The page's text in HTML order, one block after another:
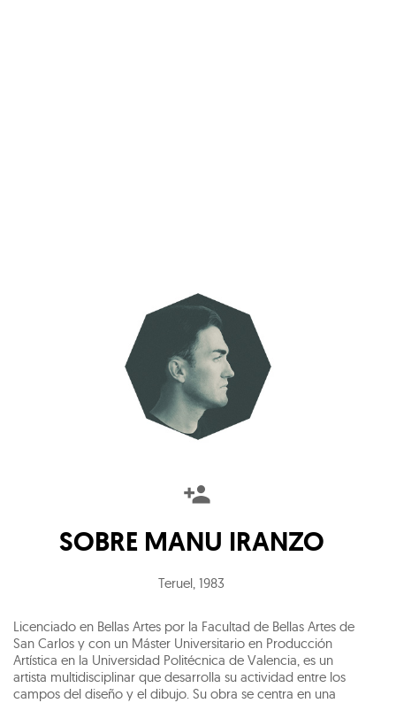
SOBRE MANU IRANZO
Teruel, 1983
Licenciado en Bellas Artes por la Facultad de Bellas Artes de
San Carlos y con un Máster Universitario en Producción
Artística en la Universidad Politécnica de Valencia, es un
artista multidisciplinar que desarrolla su actividad entre los
campos del diseño y el dibujo. Su obra se centra en una